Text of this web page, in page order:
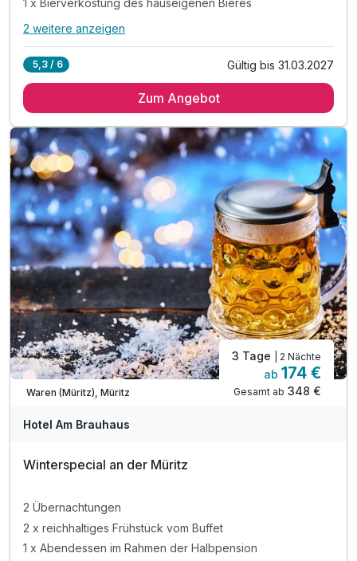
1 x Bierverkostung des hauseigenen Bieres
Alle Inklusivleistungen
2 x reichhaltiges Frühstück vom Buffet
1 x Bierverkostung des hauseigenen Bieres
inkl. 1 Flasche Mineralwasser auf dem Zimmer
inkl. WLAN
2 weitere anzeigen
5,3 / 6 Gültig bis 31.03.2027
Zum Angebot
Wieder frei ab November
Waren (Müritz), Müritz
3 Tage | 2 Nächte
ab 174 €
Gesamt ab 348 €
Hotel Am Brauhaus
Winterspecial an der Müritz
2 Übernachtungen
2 x reichhaltiges Frühstück vom Buffet
1 x Abendessen im Rahmen der Halbpension